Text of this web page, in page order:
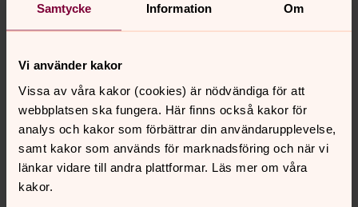
Samtycke Information Om
Vi använder kakor
Vissa av våra kakor (cookies) är nödvändiga för att
webbplatsen ska fungera. Här finns också kakor för
analys och kakor som förbättrar din användarupplevelse,
samt kakor som används för marknadsföring och när vi
länkar vidare till andra plattformar. Läs mer om våra
kakor.
Umeå och Tavelsjö: Norra kyrkogården på Sandbacka,
Västra kyrkogården Väst på stan, Backens kyrkogård,
Frågor om gravskötsel och
betalning
Vilken skötsel kan jag beställa? Måste jag beställa
skötsel? När planteras sommarblommor? Vilka